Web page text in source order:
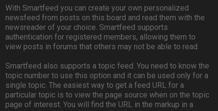
With Smartfeed you can create your own personalized
newsfeed from posts on this board and read them with the
newsreader of your choice. Smartfeed supports
authentication for registered members, allowing them to
view posts in forums that others may not be able to read.
Smartfeed also supports a topic feed. You need to know the
topic number to use this option and it can be used only for a
single topic. The easiest way to get a feed URL for a
particular topic is to view the page source when on the topic
page of interest. You will find the URL in the markup in a